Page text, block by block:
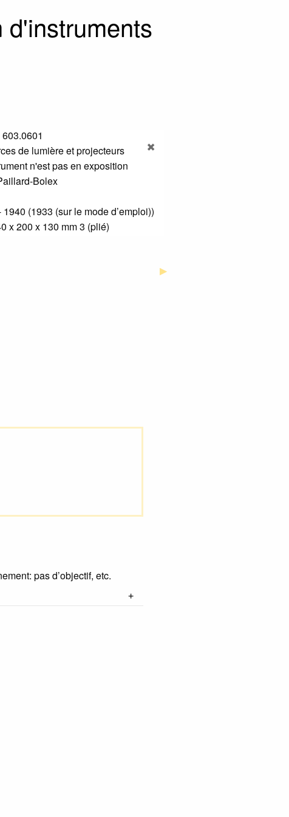
Next Slide
▶︎
603.0601
de lumière et projecteurs
n'est pas en exposition
Bolex
1940 (1933 (sur le mode d’emploi))
x 200 x 130 mm 3 (plié)
pas d’objectif, etc.